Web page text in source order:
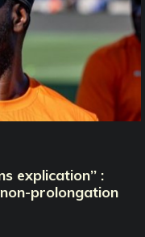
explication’’ :
prolongation